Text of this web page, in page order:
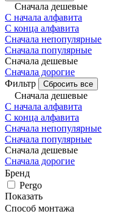
Сначала дешевые
С начала алфавита
С конца алфавита
Сначала непопулярные
Сначала популярные
Сначала дешевые
Сначала дорогие
Фильтр
Сбросить все
Сначала дешевые
С начала алфавита
С конца алфавита
Сначала непопулярные
Сначала популярные
Сначала дешевые
Сначала дорогие
Бренд
Pergo
Показать
Способ монтажа